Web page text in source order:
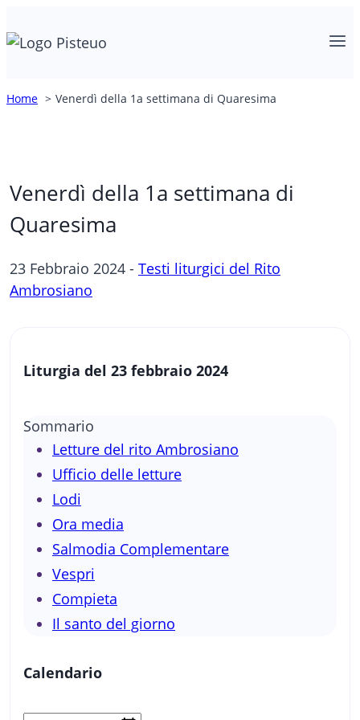
al
Home Venerdì della 1a settimana di Quaresima
Venerdì della 1a settimana di
Quaresima
23 Febbraio 2024 - Testi liturgici del Rito
Ambrosiano
Liturgia del 23 febbraio 2024
Sommario
Letture del rito Ambrosiano
Ufficio delle letture
Lodi
Ora media
Salmodia Complementare
Vespri
Compieta
Il santo del giorno
Calendario